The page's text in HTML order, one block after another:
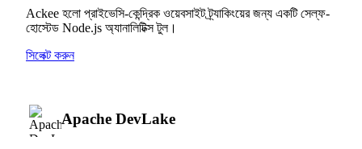
Ackee হলো প্রাইভেসি-কেন্দ্রিক ওয়েবসাইট ট্র্যাকিংয়ের জন্য একটি সেল্ফ-
হোস্টেড Node.js অ্যানালিটিক্স টুল।
সিলেক্ট করুন
Apache DevLake